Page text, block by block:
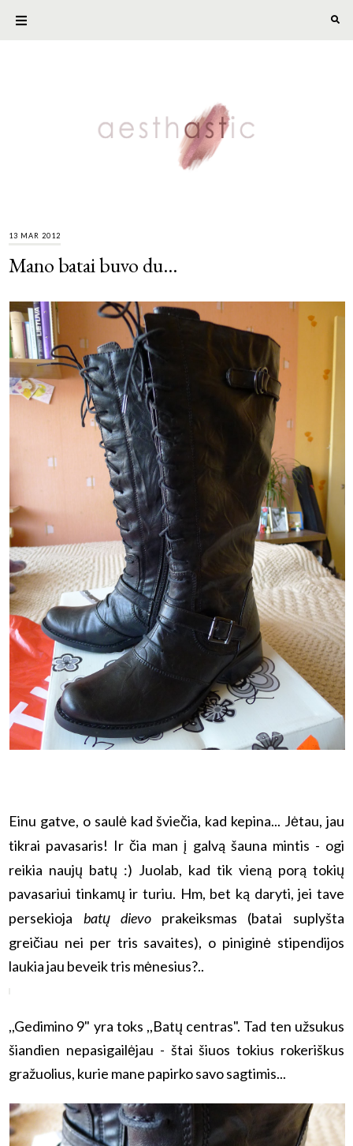
13 MAR 2012
Mano batai buvo du...
Einu gatve, o saulė kad šviečia, kad kepina... Jėtau, jau
tikrai pavasaris! Ir čia man į galvą šauna mintis - ogi
reikia naujų batų :) Juolab, kad tik vieną porą tokių
pavasariui tinkamų ir turiu. Hm, bet ką daryti, jei tave
persekioja batų dievoprakeiksmas (batai suplyšta
greičiau nei per tris savaites), o piniginė stipendijos
laukia jau beveik tris mėnesius?..
,,Gedimino 9" yra toks ,,Batų centras". Tad ten užsukus
šiandien nepasigailėjau - štai šiuos tokius rokeriškus
gražuolius, kurie mane papirko savo sagtimis...